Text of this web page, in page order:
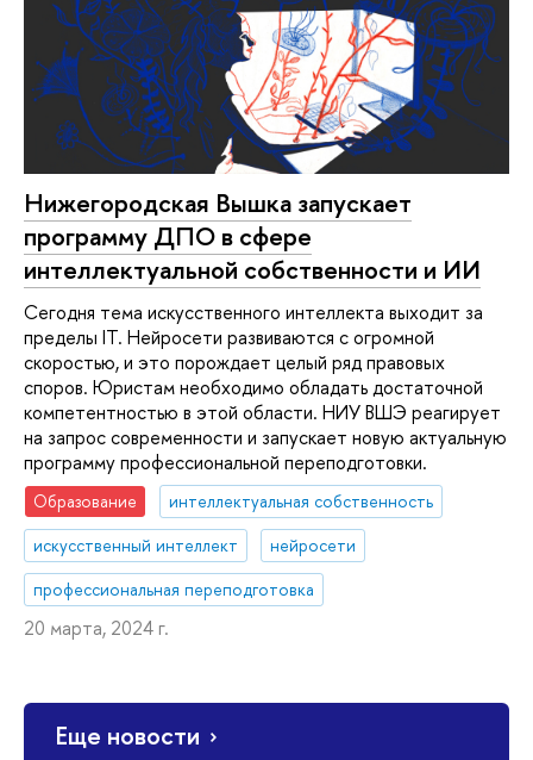
Нижегородская Вышка запускает
программу ДПО в сфере
интеллектуальной собственности и ИИ
Сегодня тема искусственного интеллекта выходит за
пределы IT. Нейросети развиваются с огромной
скоростью, и это порождает целый ряд правовых
споров. Юристам необходимо обладать достаточной
компетентностью в этой области. НИУ ВШЭ реагирует
на запрос современности и запускает новую актуальную
программу профессиональной переподготовки.
Образование
интеллектуальная собственность
искусственный интеллект
нейросети
профессиональная переподготовка
20 марта, 2024 г.
Еще новости